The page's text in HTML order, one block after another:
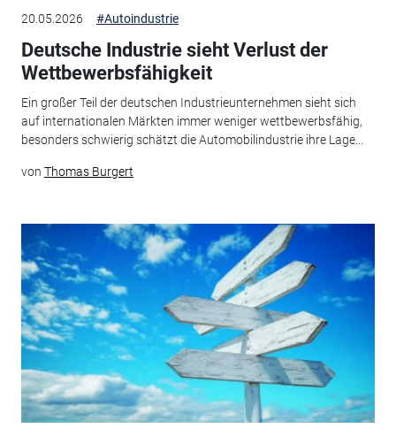
20.05.2026 #Autoindustrie
Deutsche Industrie sieht Verlust der
Wettbewerbsfähigkeit
Ein großer Teil der deutschen Industrieunternehmen sieht sich
auf internationalen Märkten immer weniger wettbewerbsfähig,
besonders schwierig schätzt die Automobilindustrie ihre Lage...
von Thomas Burgert